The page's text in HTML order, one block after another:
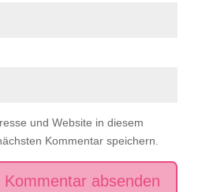
und Website in diesem
Kommentar speichern.